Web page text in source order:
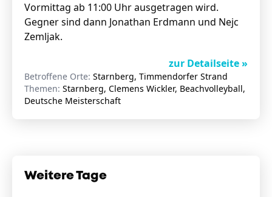
Vormittag ab 11:00 Uhr ausgetragen wird.
Gegner sind dann Jonathan Erdmann und Nejc
Zemljak.
zur Detailseite »
Betroffene Orte: Starnberg, Timmendorfer Strand
Themen: Starnberg, Clemens Wickler, Beachvolleyball,
Deutsche Meisterschaft
Weitere Tage